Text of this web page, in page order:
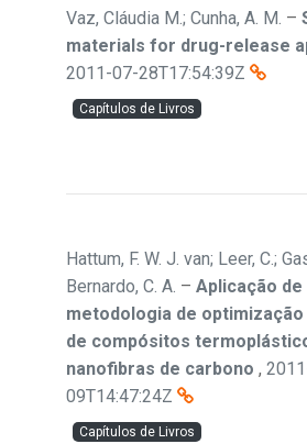
Vaz, Cláudia M.; Cunha, A. M. –
materials for drug-release
2011-07-28T17:54:39Z
Capítulos de Livros
Hattum, F. W. J. van; Leer, C.;
Bernardo, C. A. – Aplicação de
metodologia de
de compósitos
nanofibras de carbono ,
09T14:47:24Z
Capítulos de Livros